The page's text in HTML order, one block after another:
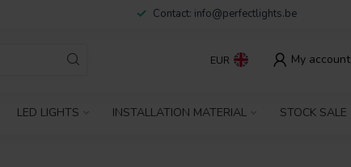
Contact: info@perfectlights.be
EUR My account
LED LIGHTS INSTALLATION MATERIAL STOCK SALE